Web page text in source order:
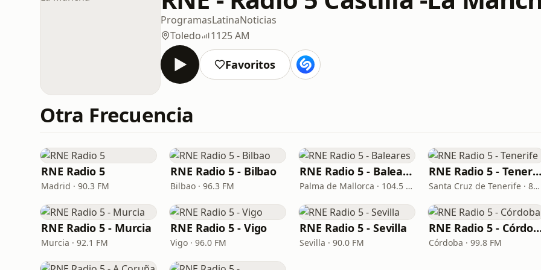
ProgramasLatinaNoticias
Toledo
1125 AM
Favoritos
Otra Frecuencia
RNE Radio 5
Madrid · 90.3 FM
RNE Radio 5 - Bilbao
Bilbao · 96.3 FM
RNE Radio 5 - Baleares
Palma de Mallorca · 104.5 FM
RNE Radio 5 - Tenerife
Santa Cruz de Tenerife · 88.8 FM
RNE Radio 5 - Murcia
Murcia · 92.1 FM
RNE Radio 5 - Vigo
Vigo · 96.0 FM
RNE Radio 5 - Sevilla
Sevilla · 90.0 FM
RNE Radio 5
Córdoba · 99.8 FM